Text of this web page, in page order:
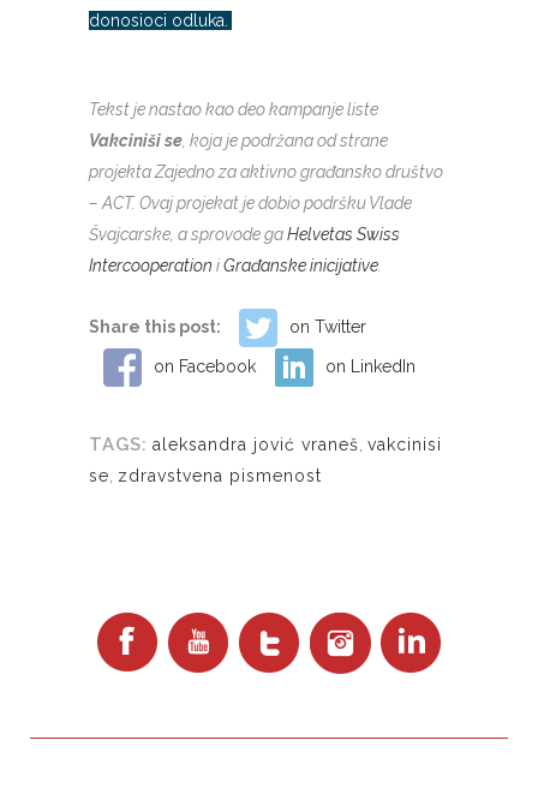
donosioci odluka.
Tekst je nastao kao deo kampanje liste
Vakciniši se , koja je podržana od strane
projekta Zajedno za aktivno građansko društvo
– ACT. Ovaj projekat je dobio podršku Vlade
Švajcarske, a sprovode gaHelvetas Swiss
Intercooperation iGrađanske inicijative
Share this post: on Twitter
on Facebook on LinkedIn
TAGS: aleksandra jović vraneš, vakcinisi
se, zdravstvena pismenost